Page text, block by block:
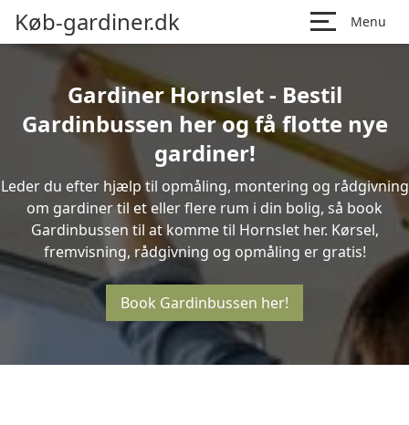
Køb-gardiner.dk Menu
Gardiner Hornslet - Bestil
Gardinbussen her og få flotte nye
gardiner!
Leder du efter hjælp til opmåling, montering og rådgivning
om gardiner til et eller flere rum i din bolig, så book
Gardinbussen til at komme til Hornslet her. Kørsel,
fremvisning, rådgivning og opmåling er gratis!
Book Gardinbussen her!